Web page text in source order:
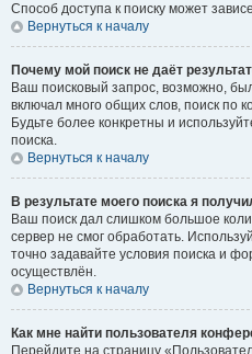
Способ доступа к поиску может
Вернуться к началу
Почему мой поиск не даёт
Ваш поисковый запрос, возможно,
включал много общих слов, поиск по
Будьте более конкретны и
поиска.
Вернуться к началу
В результате моего поиска я
Ваш поиск дал слишком большое
сервер не смог обработать.
точно задавайте условия поиска и
осуществлён.
Вернуться к началу
Как мне найти пользователя
Перейдите на страницу